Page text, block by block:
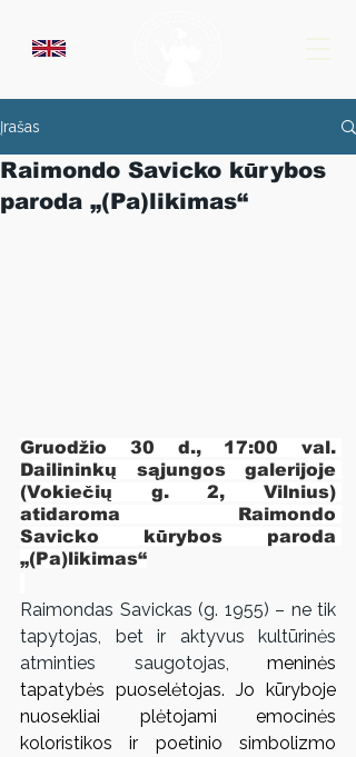
Įrašas
Raimondo Savicko kūrybos
paroda „(Pa)likimas“
Gruodžio 30 d., 17:00 val.
Dailininkų sąjungos galerijoje
(Vokiečių g. 2, Vilnius)
atidaroma Raimondo
Savicko kūrybos paroda
„(Pa)likimas“
Raimondas Savickas (g. 1955) – ne tik
tapytojas, bet ir aktyvus kultūrinės
atminties saugotojas, meninės
tapatybės puoselėtojas. Jo kūryboje
nuosekliai plėtojami emocinės
koloristikos ir poetinio simbolizmo